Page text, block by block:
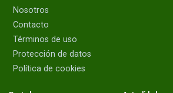
Nosotros
Contacto
Términos de uso
Protección de datos
Política de cookies